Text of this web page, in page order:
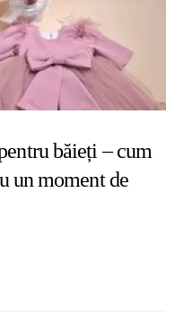
băieți – cum
un moment de